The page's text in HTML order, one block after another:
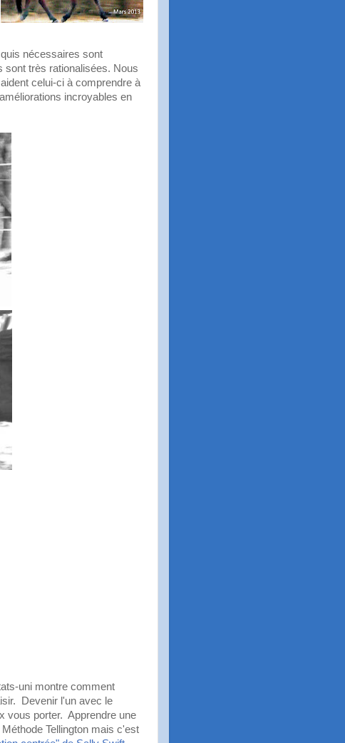
nécessaires sont
sont très rationalisées. Nous
celui-ci à comprendre à
incroyables en
uni montre comment
Devenir l'un avec le
vous porter. Apprendre une
Tellington mais c'est